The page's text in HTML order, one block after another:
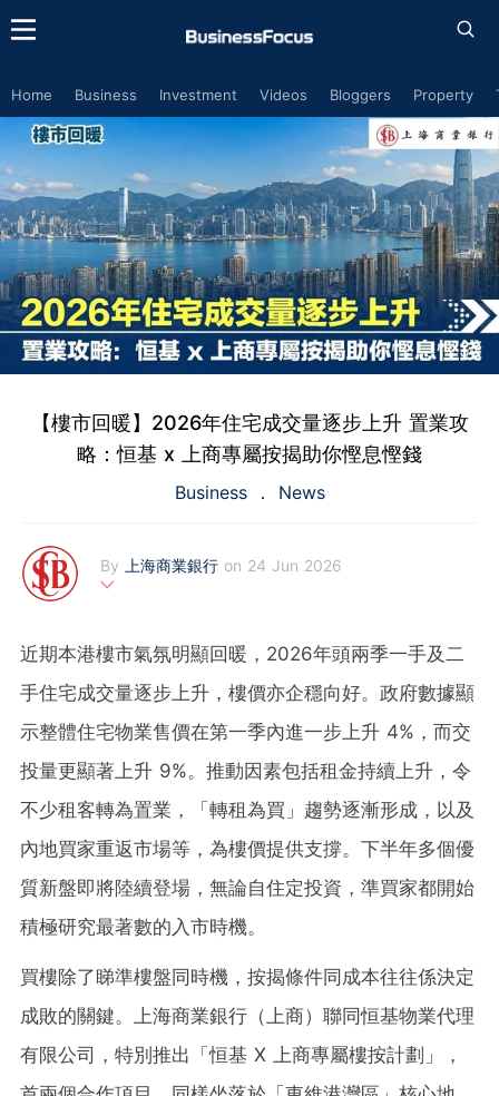
Home Business Investment Videos Bloggers Property
【樓市回暖】2026年住宅成交量逐步上升 置業攻
略：恒基 x 上商專屬按揭助你慳息慳錢
Business News
By 上海商業銀行 on 24 Jun 2026
《上商透視》專欄由最日常的理財痛點出發，本著「處處為您著
想」的理念，以最貼地的視角，拆解各項銀行產品如何完美嵌入您
的個人生活與商業藍圖。
關於上海商業銀行（Shanghai Commercial Bank）：
上海商業銀行（簡稱「上商」）於 1950 年在香港註冊成立，發展
至今逾半個世紀。本著「處處為您著想」的服務理念，上商提供多
近 50 間分行，業務網絡遍及英國、美國、上海及深圳等地。此
伴，建構強大的大中華業務網絡。上商致力結合專業團隊與數碼平
台，為客戶提供信賴、可持續發展的一站式個人化優質服務。
近期本港樓市氣氛明顯回暖，2026年頭兩季一手及二
手住宅成交量逐步上升，樓價亦企穩向好。 政府數據顯
示整體住宅物業售價在第一季內進一步上升 4%，而交
投量更顯著上升 9%。 推動因素包括租金持續上升，令
不少租客轉為置業，「轉租為買」趨勢逐漸形成，以及
內地買家重返市場等，為樓價提供支撐。下半年多個優
質新盤即將陸續登場，無論自住定投資，準買家都開始
積極研究最著數的入市時機。
買樓除了睇準樓盤同時機，按揭條件同成本往往係決定
成敗的關鍵。上海商業銀行（上商）聯同恒基物業代理
有限公司，特別推出「恒基 X 上商專屬樓按計劃」，